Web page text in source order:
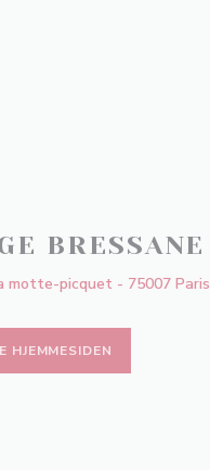
BRESSANE
motte-picquet - 75007 Paris
HJEMMESIDEN